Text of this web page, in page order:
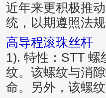
近年来更积极推
统，以期遵照法
高导程滚珠丝杆
1). 特性：STT 螺
纹。该螺纹与消
命。另外，该螺